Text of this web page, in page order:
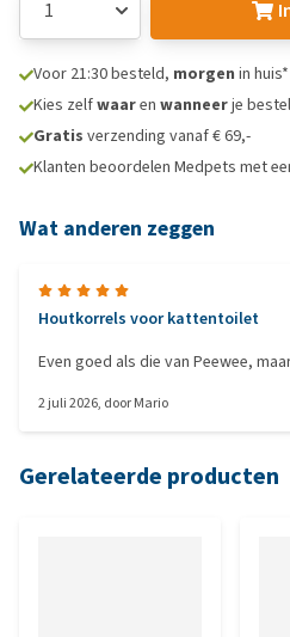
Voor 21:30 besteld, morgen in huis*
Kies zelfwaaren wanneerje
Gratis verzending vanaf € 69,-
Klanten beoordelen Medpets met
Wat anderen zeggen
Houtkorrels voor kattentoilet
Even goed als die van Peewee,
2 juli 2026, doorMario
Gerelateerde producten